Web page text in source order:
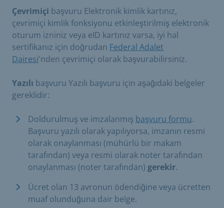
Çevrimiçi başvuru Elektronik kimlik kartınız,
çevrimiçi kimlik fonksiyonu etkinleştirilmiş elektronik
oturum izniniz veya eID kartınız varsa, iyi hal
sertifikanız için doğrudan Federal Adalet
Dairesi'nden çevrimiçi olarak başvurabilirsiniz.
Yazılı başvuru Yazılı başvuru için aşağıdaki belgeler
gereklidir:
Doldurulmuş ve imzalanmış başvuru formu.
Başvuru yazılı olarak yapılıyorsa, imzanın resmi
olarak onaylanması (mühürlü bir makam
tarafından) veya resmi olarak noter tarafından
onaylanması (noter tarafından) gerekir.
Ücret olan 13 avronun ödendiğine veya ücretten
muaf olunduğuna dair belge.